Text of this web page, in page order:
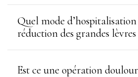
Quel mode
réduction des grandes lèvres
Est ce une opération